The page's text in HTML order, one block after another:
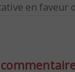
en faveur